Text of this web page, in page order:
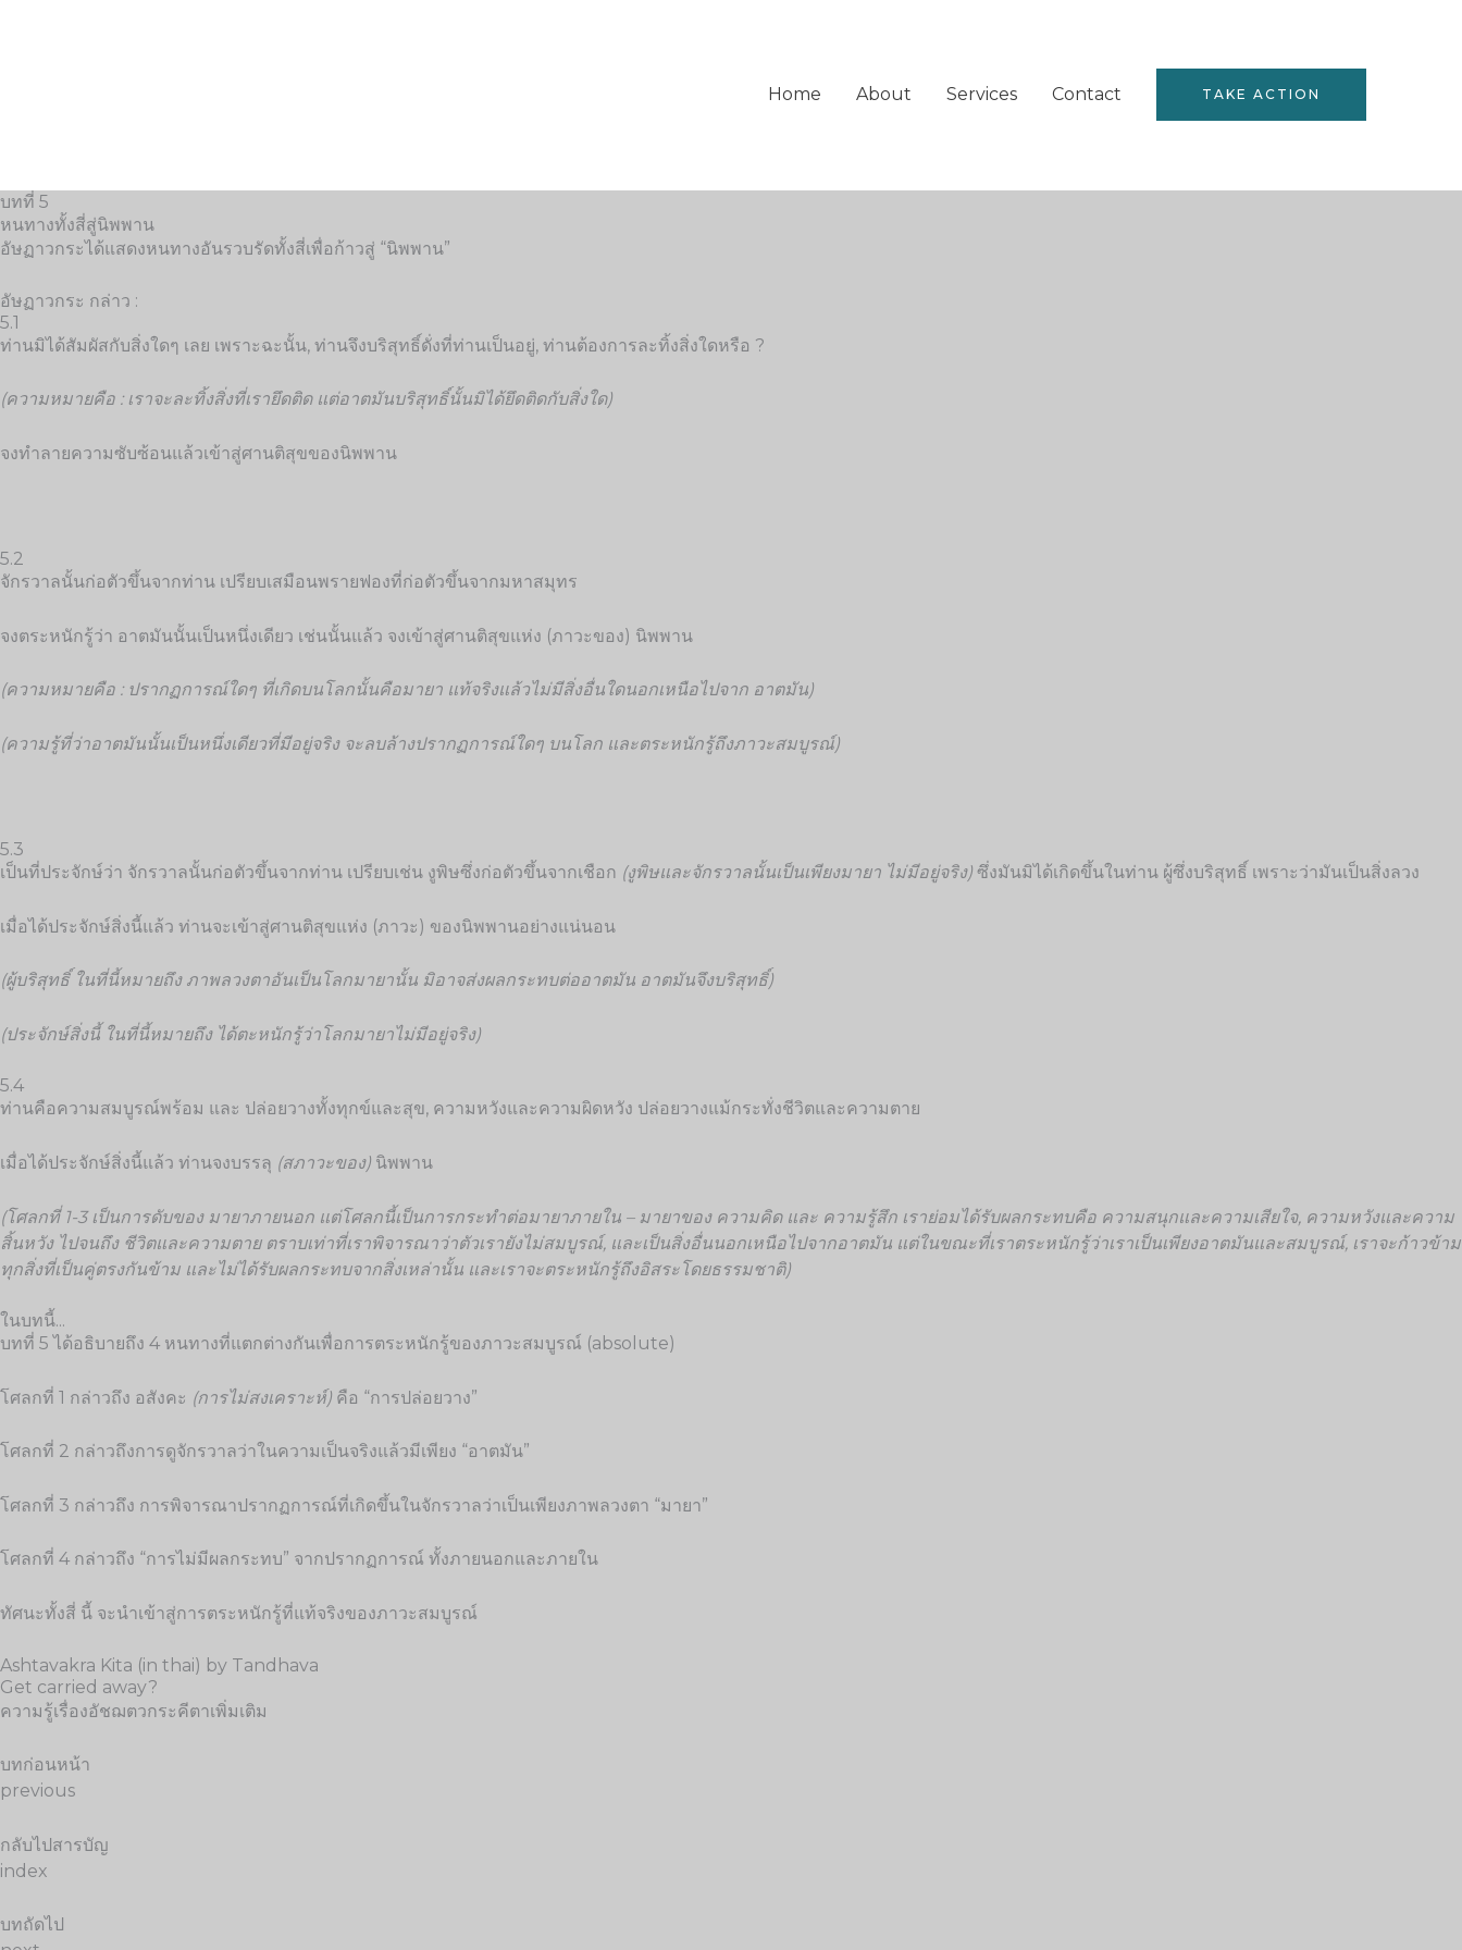
Home
About Services Contact TAKE ACTION
บทที่ 5
หนทางทั้งสี่สู่นิพพาน
อัษฏาวกระได้แสดงหนทางอันรวบรัดทั้งสี่เพื่อก้าวสู่ “นิพพาน”
อัษฏาวกระ กล่าว :
5.1
ท่านมิได้สัมผัสกับสิ่งใดๆ เลย เพราะฉะนั้น, ท่านจึงบริสุทธิ์ดั่งที่ท่านเป็นอยู่, ท่านต้องการละทิ้งสิ่งใดหรือ ?
(ความหมายคือ : เราจะละทิ้งสิ่งที่เรายึดติด แต่อาตมันบริสุทธิ์นั้นมิได้ยึดติดกับสิ่งใด)
จงทำลายความซับซ้อนแล้วเข้าสู่ศานติสุขของนิพพาน
5.2
จักรวาลนั้นก่อตัวขึ้นจากท่าน เปรียบเสมือนพรายฟองที่ก่อตัวขึ้นจากมหาสมุทร
จงตระหนักรู้ว่า อาตมันนั้นเป็นหนึ่งเดียว เช่นนั้นแล้ว จงเข้าสู่ศานติสุขแห่ง (ภาวะของ) นิพพาน
(ความหมายคือ : ปรากฏการณ์ใดๆ ที่เกิดบนโลกนั้นคือมายา แท้จริงแล้วไม่มีสิ่งอื่นใดนอกเหนือไปจาก อาตมัน)
(ความรู้ที่ว่าอาตมันนั้นเป็นหนึ่งเดียวที่มีอยู่จริง จะลบล้างปรากฏการณ์ใดๆ บนโลก และตระหนักรู้ถึงภาวะสมบูรณ์)
5.3
เป็นที่ประจักษ์ว่า จักรวาลนั้นก่อตัวขึ้นจากท่าน เปรียบเช่น งูพิษซึ่งก่อตัวขึ้นจากเชือก (งูพิษและจักรวาลนั้นเป็นเพียงมายา ไม่มีอยู่จริง) ซึ่งมันมิได้เกิดขึ้นในท่าน ผู้ซึ่งบริสุทธิ์ เพราะว่ามันเป็นสิ่งลวง
เมื่อได้ประจักษ์สิ่งนี้แล้ว ท่านจะเข้าสู่ศานติสุขแห่ง (ภาวะ) ของนิพพานอย่างแน่นอน
(ผู้บริสุทธิ์ ในที่นี้หมายถึง ภาพลวงตาอันเป็นโลกมายานั้น มิอาจส่งผลกระทบต่ออาตมัน อาตมันจึงบริสุทธิ์)
(ประจักษ์สิ่งนี้ ในที่นี้หมายถึง ได้ตะหนักรู้ว่าโลกมายาไม่มีอยู่จริง)
5.4
ท่านคือความสมบูรณ์พร้อม และ ปล่อยวางทั้งทุกข์และสุข, ความหวังและความผิดหวัง ปล่อยวางแม้กระทั่งชีวิตและความตาย
เมื่อได้ประจักษ์สิ่งนี้แล้ว ท่านจงบรรลุ (สภาวะของ) นิพพาน
(โศลกที่ 1-3 เป็นการดับของ มายาภายนอก แต่โศลกนี้เป็นการกระทำต่อมายาภายใน – มายาของ ความคิด และ ความรู้สึก เราย่อมได้รับผลกระทบคือ ความสนุกและความเสียใจ, ความหวังและความ
สิ้นหวัง ไปจนถึง ชีวิตและความตาย ตราบเท่าที่เราพิจารณาว่าตัวเรายังไม่สมบูรณ์, และเป็นสิ่งอื่นนอกเหนือไปจากอาตมัน แต่ในขณะที่เราตระหนักรู้ว่าเราเป็นเพียงอาตมันและสมบูรณ์, เราจะก้าวข้าม
ทุกสิ่งที่เป็นคู่ตรงกันข้าม และไม่ได้รับผลกระทบจากสิ่งเหล่านั้น และเราจะตระหนักรู้ถึงอิสระโดยธรรมชาติ)
ในบทนี้...
บทที่ 5 ได้อธิบายถึง 4 หนทางที่แตกต่างกันเพื่อการตระหนักรู้ของภาวะสมบูรณ์ (absolute)
โศลกที่ 1 กล่าวถึง อสังคะ (การไม่สงเคราะห์) คือ “การปล่อยวาง”
โศลกที่ 2 กล่าวถึงการดูจักรวาลว่าในความเป็นจริงแล้วมีเพียง “อาตมัน”
โศลกที่ 3 กล่าวถึง การพิจารณาปรากฏการณ์ที่เกิดขึ้นในจักรวาลว่าเป็นเพียงภาพลวงตา “มายา”
โศลกที่ 4 กล่าวถึง “การไม่มีผลกระทบ” จากปรากฏการณ์ ทั้งภายนอกและภายใน
ทัศนะทั้งสี่ นี้ จะนำเข้าสู่การตระหนักรู้ที่แท้จริงของภาวะสมบูรณ์
Ashtavakra Kita (in thai) by Tandhava
Get carried away?
ความรู้เรื่องอัชฌตวกระคีตาเพิ่มเติม
บทก่อนหน้า
previous
กลับไปสารบัญ
index
บทถัดไป